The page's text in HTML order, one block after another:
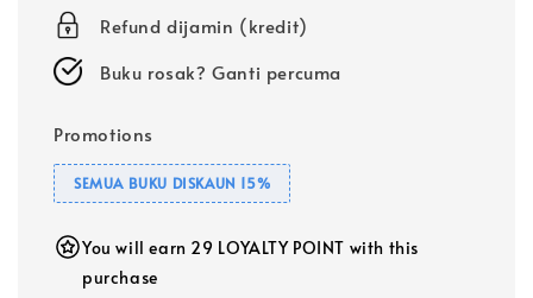
Refund dijamin (kredit)
Buku rosak? Ganti percuma
Promotions
SEMUA BUKU DISKAUN 15%
You will earn 29 LOYALTY POINT with this
purchase